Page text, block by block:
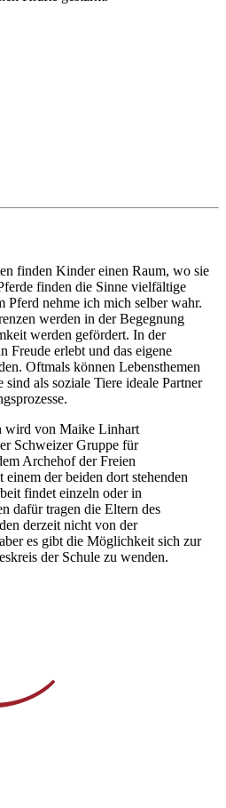
finden Kinder einen Raum, wo sie
finden die Sinne vielfältige
nehme ich mich selber wahr.
werden in der Begegnung
werden gefördert. In der
Freude erlebt und das eigene
Oftmals können Lebensthemen
als soziale Tiere ideale Partner
wird von Maike Linhart
Schweizer Gruppe für
Archehof der Freien
der beiden dort stehenden
findet einzeln oder in
dafür tragen die Eltern des
derzeit nicht von der
es gibt die Möglichkeit sich zur
der Schule zu wenden.